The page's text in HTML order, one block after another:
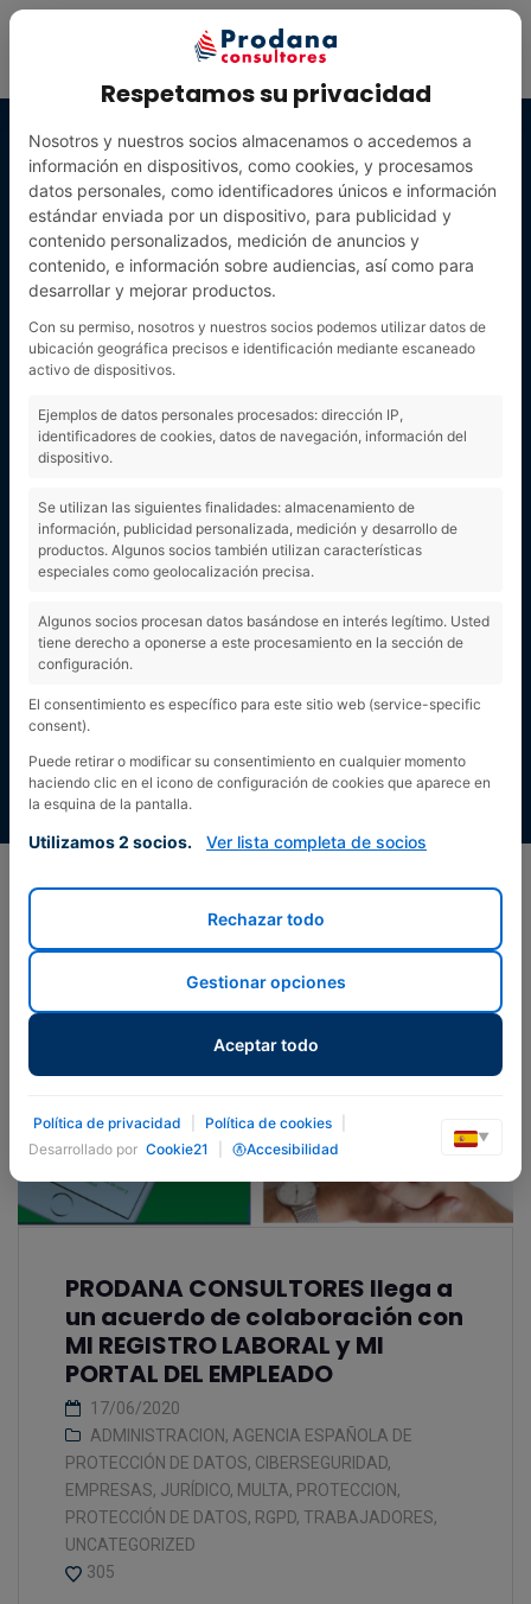
empresariosEt
iqueta
PRODANA CONSULTORES llega a
un acuerdo de colaboración con
MI REGISTRO LABORAL y MI
PORTAL DEL EMPLEADO
17/06/2020
ADMINISTRACION, AGENCIA ESPAÑOLA DE
PROTECCIÓN DE DATOS, CIBERSEGURIDAD,
EMPRESAS, JURÍDICO, MULTA, PROTECCION,
PROTECCIÓN DE DATOS, RGPD, TRABAJADORES,
UNCATEGORIZED
305
Respetamos su privacidad
Nosotros y nuestros socios almacenamos o accedemos a
información en dispositivos, como cookies, y procesamos
datos personales, como identificadores únicos e información
estándar enviada por un dispositivo, para publicidad y
contenido personalizados, medición de anuncios y
contenido, e información sobre audiencias, así como para
desarrollar y mejorar productos.
Con su permiso, nosotros y nuestros socios podemos utilizar datos de
ubicación geográfica precisos e identificación mediante escaneado
activo de dispositivos.
Ejemplos de datos personales procesados: dirección IP,
identificadores de cookies, datos de navegación, información del
dispositivo.
Se utilizan las siguientes finalidades: almacenamiento de
información, publicidad personalizada, medición y desarrollo de
productos. Algunos socios también utilizan características
especiales como geolocalización precisa.
Algunos socios procesan datos basándose en interés legítimo. Usted
tiene derecho a oponerse a este procesamiento en la sección de
configuración.
El consentimiento es específico para este sitio web (service-specific
consent).
Puede retirar o modificar su consentimiento en cualquier momento
haciendo clic en el icono de configuración de cookies que aparece en
la esquina de la pantalla.
Utilizamos 2 socios. Ver lista completa de socios
Rechazar todo
Gestionar opciones
Aceptar todo
Política de privacidad Política de cookies
Desarrollado por Cookie21 Accesibilidad
▼